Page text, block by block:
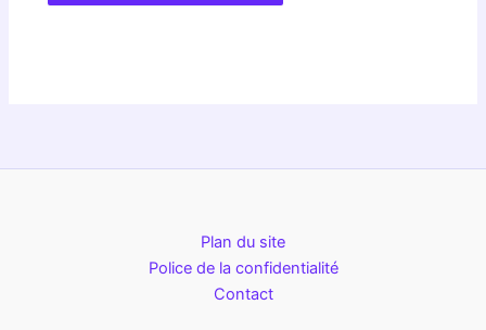
Plan du site
Police de la confidentialité
Contact